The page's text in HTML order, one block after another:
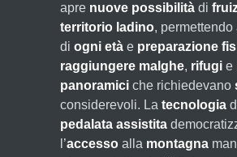
apre nuove possibilità di
territorio ladino, permettendo
di ogni età e preparazione
raggiungere malghe, rifugi e
panoramici che richiedevano
considerevoli. La tecnologia
pedalata assistita
l’accesso alla montagna